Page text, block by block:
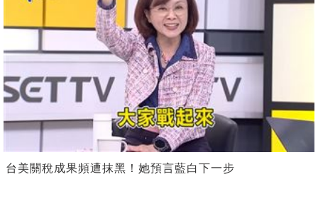
台美關稅成果頻遭抹黑！她預言藍白下一步